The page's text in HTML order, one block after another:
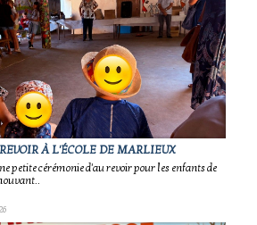
À L'ÉCOLE DE MARLIEUX
petite cérémonie d'au revoir pour les enfants de